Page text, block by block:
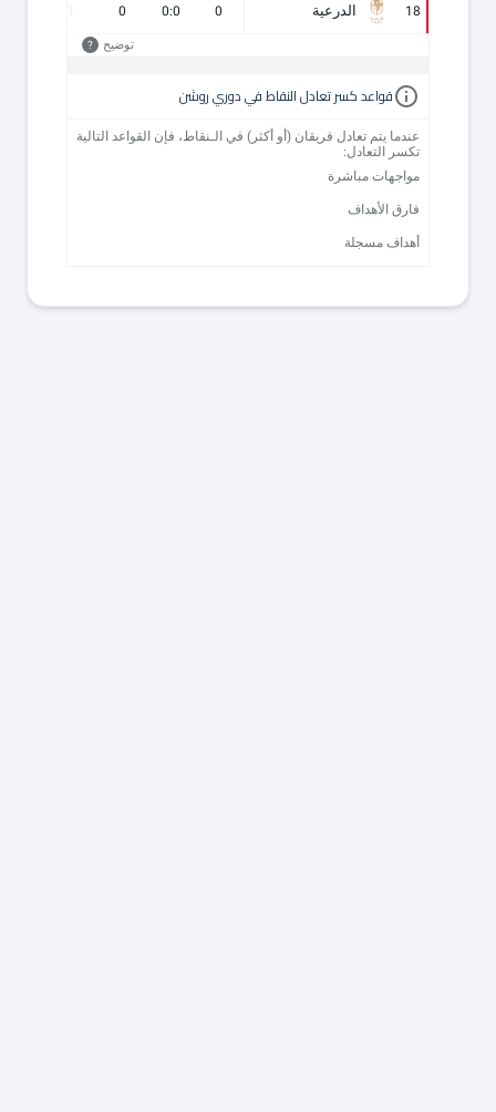
18 الدرعية 0
0:0
0
توضيح ?
قواعد كسر تعادل النقاط في دوري روشن
عندما يتم تعادل فريقان (أو أكثر) في الـنقاط، فإن القواعد التالية
تكسر التعادل:
مواجهات مباشرة
فارق الأهداف
أهداف مسجلة